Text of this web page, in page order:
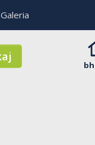
Galeria